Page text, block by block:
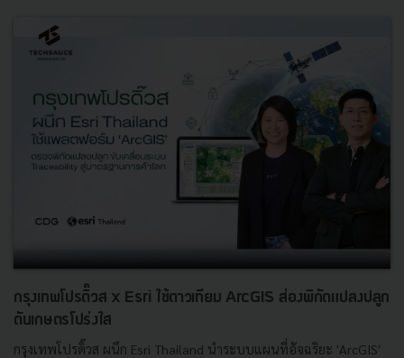
กรุงเทพโปรดิ๊วส x Esri ใช้ดาวเทียม ArcGIS ส่องพิกัดแปลงปลูก
ดันเกษตรโปร่งใส
กรุงเทพโปรดิ๊วส ผนึก Esri Thailand นำระบบแผนที่อัจฉริยะ 'ArcGIS'